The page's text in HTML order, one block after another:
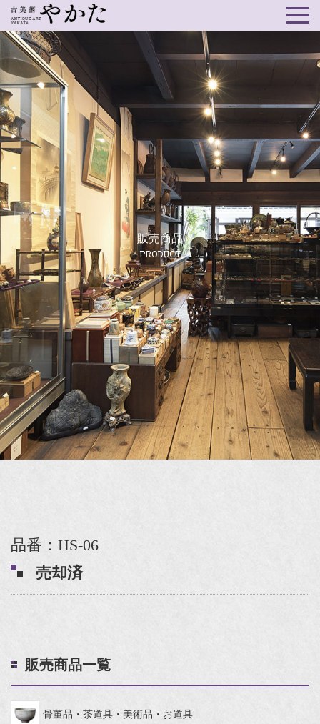
販売商品
PRODUCT
品番：HS-06
売却済
販売商品一覧
骨董品・茶道具・美術品・お道具